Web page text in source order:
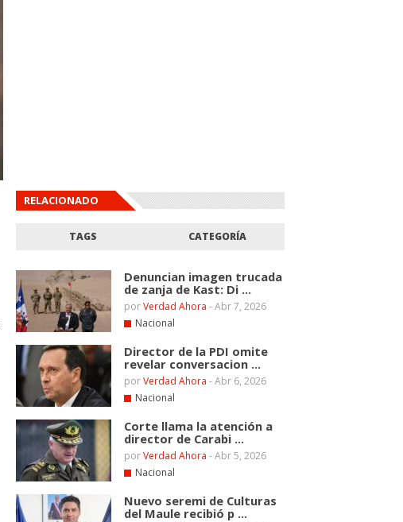
RELACIONADO
TAGS CATEGORÍA
Denuncian imagen trucada
de zanja de Kast: Di ...
porVerdad Ahora -Abr 7, 2026
Nacional
Director de la PDI omite
revelar conversacion ...
porVerdad Ahora -Abr 6, 2026
Nacional
Corte llama la atención a
director de Carabi ...
porVerdad Ahora -Abr 5, 2026
Nacional
Nuevo seremi de Culturas
del Maule recibió p ...